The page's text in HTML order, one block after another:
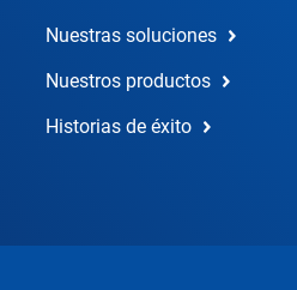
Nuestras soluciones
Nuestros productos
Historias de éxito